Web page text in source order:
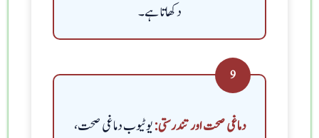
دکھاتا ہے۔
9
دماغی صحت اور تندرستی:یوٹیوب دماغی صحت،